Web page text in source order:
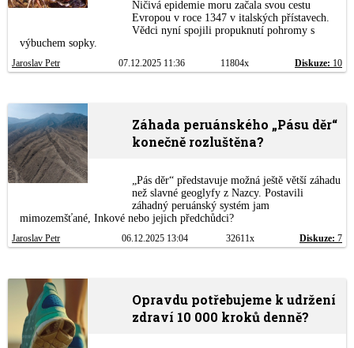
Ničivá epidemie moru začala svou cestu
Evropou v roce 1347 v italských přístavech.
Vědci nyní spojili propuknutí pohromy s
výbuchem sopky.
Jaroslav Petr 07.12.2025 11:36 11804x Diskuze: 10
Záhada peruánského „Pásu děr“
konečně rozluštěna?
„Pás děr“ představuje možná ještě větší záhadu
než slavné geoglyfy z Nazcy. Postavili
záhadný peruánský systém jam
mimozemšťané, Inkové nebo jejich předchůdci?
Jaroslav Petr 06.12.2025 13:04 32611x Diskuze: 7
Opravdu potřebujeme k udržení
zdraví 10 000 kroků denně?